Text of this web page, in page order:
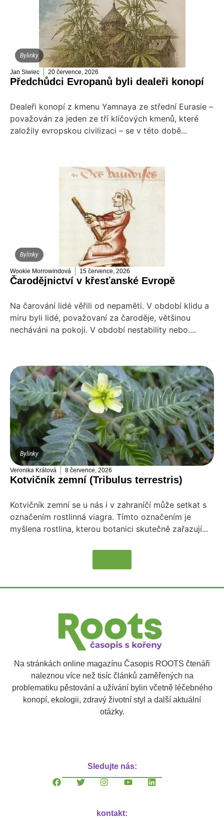
Bylinky
Jan Siwiec 20 července, 2026
Předchůdci Evropanů byli dealeři konopí
Dealeři konopí z kmenu Yamnaya ze střední Eurasie –
považován za jeden ze tří klíčových kmenů, které
založily evropskou civilizaci – se v této době...
Bylinky
Wookie Morrowindová 15 července, 2026
Čarodějnictví v křesťanské Evropě
Na čarování lidé věřili od nepaměti. V období klidu a
míru byli lidé, považovaní za čaroděje, většinou
necháváni na pokoji. V období nestability nebo....
Bylinky
Veronika Králová 8 července, 2026
Kotvičník zemní (Tribulus terrestris)
Kotvičník zemní se u nás i v zahraníčí může setkat s
označením rostlinná viagra. Tímto označením je
myšlena rostlina, kterou botanici skutečně zařazují...
Na stránkách online magazínu Časopis ROOTS čtenáři
naleznou více než tisíc článků zaměřených na
problematiku pěstování a užívání bylin včetně léčebného
konopí, ekologii, zdravý životní styl a další aktuální
otázky.
Sledujte nás:
kontakt: